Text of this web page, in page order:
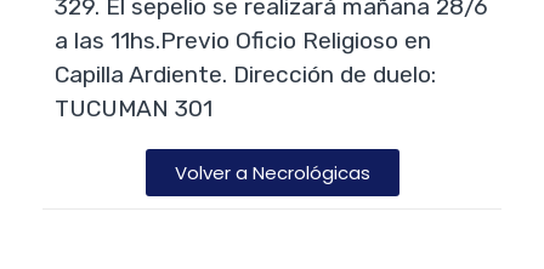
329. El sepelio se realizará mañana 28/6
a las 11hs.Previo Oficio Religioso en
Capilla Ardiente. Dirección de duelo:
TUCUMAN 301
Volver a Necrológicas